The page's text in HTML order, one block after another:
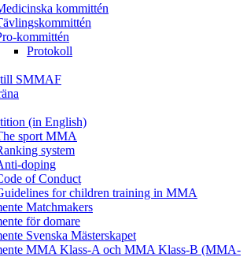
kommittén
kommittén
Protokoll
SMMAF
(in English)
sport MMA
system
doping
of Conduct
for children training in MMA
Matchmakers
för domare
Svenska Mästerskapet
MMA Klass-A och MMA Klass-B (MMA-